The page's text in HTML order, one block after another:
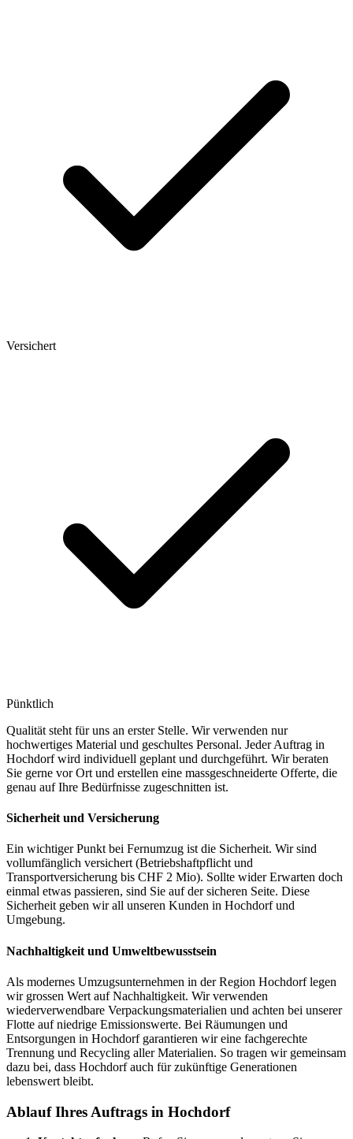
Versichert
Pünktlich
Qualität steht für uns an erster Stelle. Wir verwenden nur
hochwertiges Material und geschultes Personal. Jeder Auftrag in
Hochdorf wird individuell geplant und durchgeführt. Wir beraten
Sie gerne vor Ort und erstellen eine massgeschneiderte Offerte, die
genau auf Ihre Bedürfnisse zugeschnitten ist.
Sicherheit und Versicherung
Ein wichtiger Punkt bei Fernumzug ist die Sicherheit. Wir sind
vollumfänglich versichert (Betriebshaftpflicht und
Transportversicherung bis CHF 2 Mio). Sollte wider Erwarten doch
einmal etwas passieren, sind Sie auf der sicheren Seite. Diese
Sicherheit geben wir all unseren Kunden in Hochdorf und
Umgebung.
Nachhaltigkeit und Umweltbewusstsein
Als modernes Umzugsunternehmen in der Region Hochdorf legen
wir grossen Wert auf Nachhaltigkeit. Wir verwenden
wiederverwendbare Verpackungsmaterialien und achten bei unserer
Flotte auf niedrige Emissionswerte. Bei Räumungen und
Entsorgungen in Hochdorf garantieren wir eine fachgerechte
Trennung und Recycling aller Materialien. So tragen wir gemeinsam
dazu bei, dass Hochdorf auch für zukünftige Generationen
lebenswert bleibt.
Ablauf Ihres Auftrags in Hochdorf